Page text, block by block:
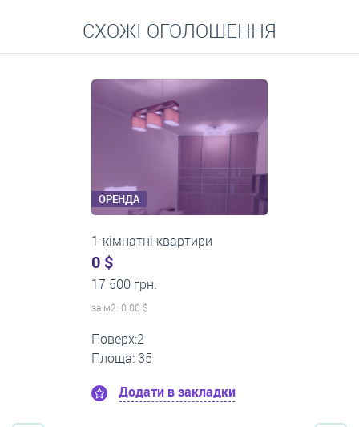
Середні ціни на довготривалу оренду квартир, особняків,
кімнат
СХОЖІ ОГОЛОШЕННЯ
ОРЕНДА
1-кімнатні квартири
0 $
22 500 грн.
за м2: 0.00 $
Поверх:12
Площа: 60
Додати в закладки